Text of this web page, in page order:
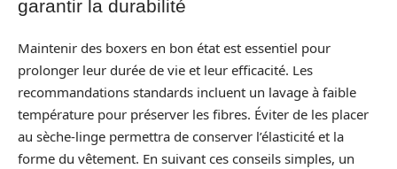
garantir la durabilité
Maintenir des boxers en bon état est essentiel pour
prolonger leur durée de vie et leur efficacité. Les
recommandations standards incluent un lavage à faible
température pour préserver les fibres. Éviter de les placer
au sèche-linge permettra de conserver l’élasticité et la
forme du vêtement. En suivant ces conseils simples, un